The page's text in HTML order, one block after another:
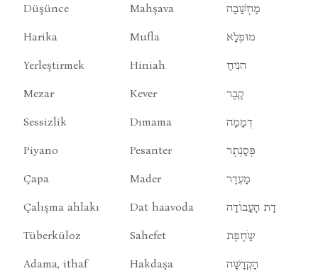
Düşünce Mahşava מָחְשָׁבָה
Harika Mufla מוּפְלָא
Yerleştirmek Hiniah הִנִיחַ
Mezar Kever קֶבֶר
Sessizlik Dımama דְמָמָה
Piyano Pesanter פְּסָנְתֶר
Çapa Mader מָעְדֶר
Çalışma ahlakı Dat haavoda דָת הָעָבוֹדָה
Tüberküloz Sahefet שָֹחֶפֶת
Adama, ithaf Hakdaşa הָקְדָשָׁה